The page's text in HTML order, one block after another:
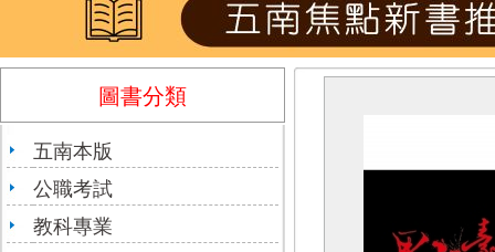
圖書分類
五南本版
公職考試
教科專業